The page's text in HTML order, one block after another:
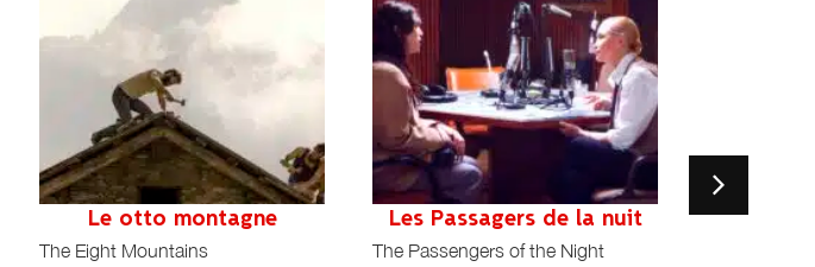
Le otto montagne
The Eight Mountains
Les Passagers de la nuit
The Passengers of the Night